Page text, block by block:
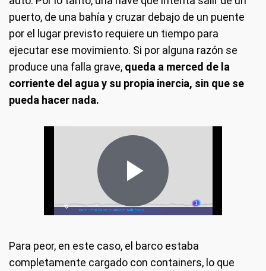
puerto, de una bahía y cruzar debajo de un puente
por el lugar previsto requiere un tiempo para
ejecutar ese movimiento. Si por alguna razón se
produce una falla grave, queda a merced de la
corriente del agua y su propia inercia, sin que se
pueda hacer nada.
Para peor, en este caso, el barco estaba
completamente cargado con containers, lo que